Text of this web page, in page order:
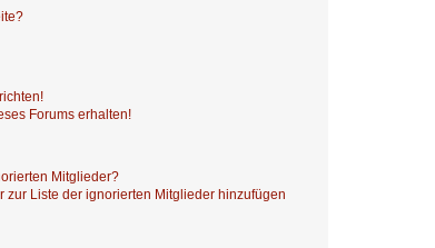
Forums erhalten!
Mitglieder?
Liste der ignorierten Mitglieder hinzufügen